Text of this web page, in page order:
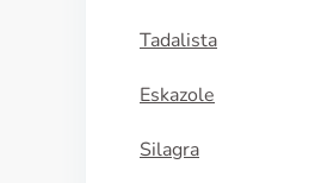
Tadalista
Eskazole
Silagra